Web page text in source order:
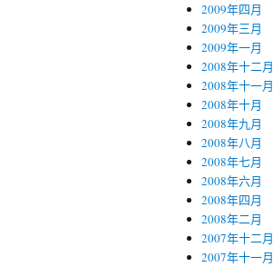
2009年四月
2009年三月
2009年一月
2008年十二月
2008年十一月
2008年十月
2008年九月
2008年八月
2008年七月
2008年六月
2008年四月
2008年二月
2007年十二月
2007年十一月